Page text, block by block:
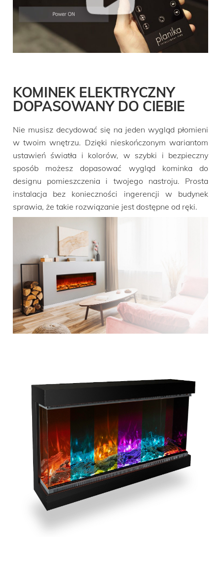
KOMINEK ELEKTRYCZNY
DOPASOWANY DO CIEBIE
Nie musisz decydować się na jeden wygląd płomieni
w twoim wnętrzu. Dzięki nieskończonym wariantom
ustawień światła i kolorów, w szybki i bezpieczny
sposób możesz dopasować wygląd kominka do
designu pomieszczenia i twojego nastroju. Prosta
instalacja bez konieczności ingerencji w budynek
sprawia, że takie rozwiązanie jest dostępne od ręki.